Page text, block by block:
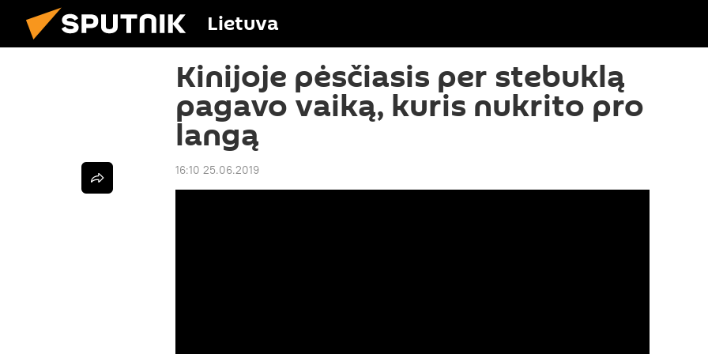
Lietuva
Kinijoje pėsčiasis per stebuklą
pagavo vaiką, kuris nukrito pro
langą
16:10 25.06.2019